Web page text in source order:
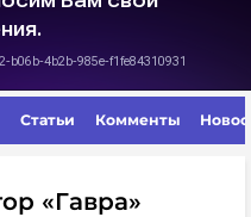
Статьи Комменты
«Гавра»